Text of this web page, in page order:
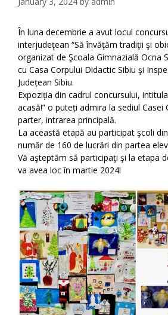
În luna decembrie a avut locul
interjudeţean “Să învăţăm tradiţii şi
organizat de Şcoala Gimnazială Ocna
cu Casa Corpului Didactic Sibiu şi
Județean Sibiu.
Expoziția din cadrul concursului,
acasă!” o puteți admira la sediul Casei
parter, intrarea principală.
La această etapă au participat şcoli
număr de 160 de lucrări din partea
Vă aşteptăm să participaţi şi la etapa
va avea loc în martie 2024!